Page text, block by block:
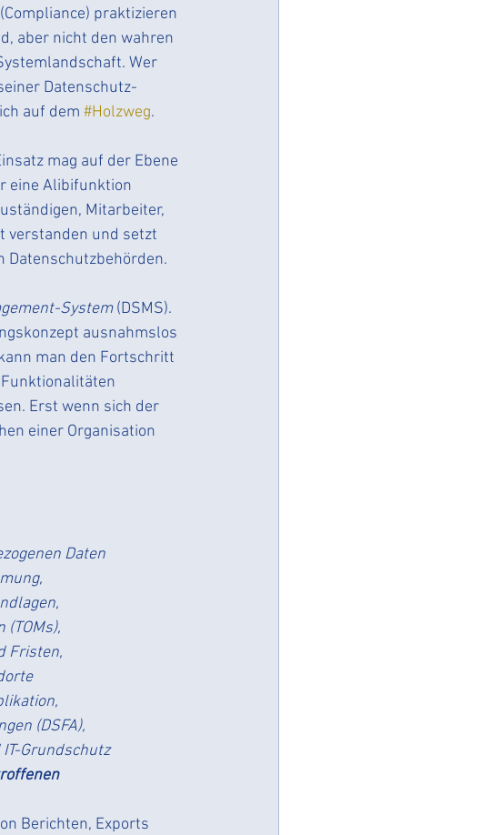
praktizieren
aber nicht den wahren
Wer
Datenschutz-
auf dem #Holzweg.
mag auf der Ebene
eine Alibifunktion
Mitarbeiter,
verstanden und setzt
Datenschutzbehörden.
System (DSMS).
ausnahmslos
man den Fortschritt
Erst wenn sich der
einer Organisation
Daten
Fristen,
(DSFA),
Grundschutz
Berichten, Exports